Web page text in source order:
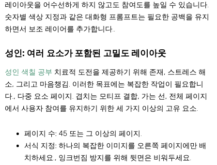
레이아웃을 어수선하게 하지 않고도 참여도를 높일 수 있습니다.
숫자별 색상 지정과 같은 대화형 프롬프트는 필요한 공백을 유지
하면서 보조 레이어를 추가합니다..
성인: 여러 요소가 포함된 고밀도 레이아웃
성인 색칠 공부 치료적 도전을 제공하기 위해 존재, 스트레스 해
소, 그리고 마음챙김. 이러한 목표에는 복잡한 작업이 필요합니
다., 다중 요소 페이지. 겹치는 모티프 결합, 가는 선, 전체 페이지
에서 사용자 참여를 유지하기 위한 세 가지 이상의 고유 요소.
페이지 수: 45 또는 그 이상의 페이지.
서식 지정: 하나의 복잡한 이미지를 오른쪽 페이지에만 배
치하세요., 잉크번짐 방지를 위해 뒷면은 비워두세요.